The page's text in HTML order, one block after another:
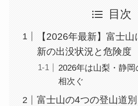
目次
【2026年最新】富士
新の出没状況と危険度
2026年は山梨・静
相次ぐ
富士山の4つの登山道